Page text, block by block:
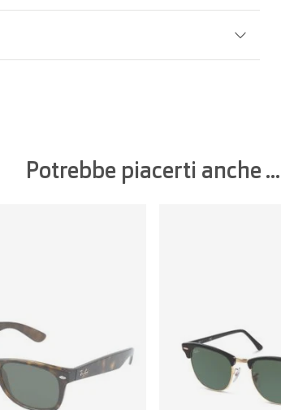
Potrebbe piacerti anche ...